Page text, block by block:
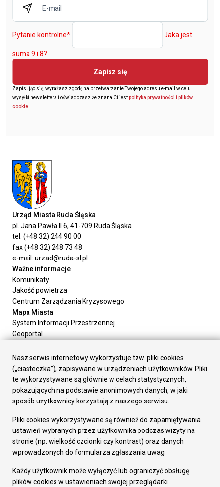
Pytanie kontrolne* Jaka jest
suma 9 i 8?
Zapisz się
Zapisując się, wyrażasz zgodę na przetwarzanie Twojego adresu e-mail w celu
wysyłki newslettera i oświadczasz że znana Ci jestpolityka prywatności i plików
cookie
Urząd Miasta Ruda Śląska
pl. Jana Pawła II 6, 41-709 Ruda Śląska
tel. (+48 32) 244 90 00
fax (+48 32) 248 73 48
e-mail: urzad@ruda-sl.pl
Ważne informacje
Komunikaty
Jakość powietrza
Centrum Zarządzania Kryzysowego
Mapa Miasta
System Informacji Przestrzennej
Geoportal
Załatw sprawę
Prezydent Miasta
Rada Miasta
Wydziały
Elektroniczna Skrzynka Podawcza
Gospodarka
Fundusze europejskie
Środki krajowe
Oferty inwestycyjne
Pozostałe
Deklaracja dostępności
Nasz serwis internetowy wykorzystuje tzw. pliki cookies
(„ciasteczka”), zapisywane w urządzeniach użytkowników. Pliki
te wykorzystywane są głównie w celach statystycznych,
pokazujących na podstawie anonimowych danych, w jaki
sposób użytkownicy korzystają z naszego serwisu.
Pliki cookies wykorzystywane są również do zapamiętywania
ustawień wybranych przez użytkownika podczas wizyty na
stronie (np. wielkość czcionki czy kontrast) oraz danych
wprowadzonych do formularza zgłaszania uwag.
Każdy użytkownik może wyłączyć lub ograniczyć obsługę
plików cookies w ustawieniach swojej przeglądarki